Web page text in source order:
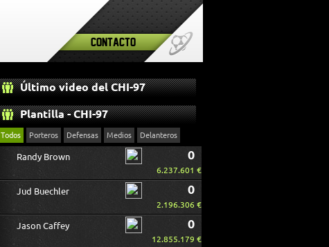
Contacto
Último video del CHI-97
Plantilla - CHI-97
Todos Porteros Defensas Medios Delanteros
Randy Brown 0
6.237.601 €
Jud Buechler 0
2.196.306 €
Jason Caffey 0
12.855.179 €